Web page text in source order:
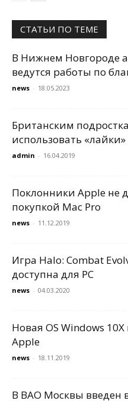
СТАТЬИ ПО ТЕМЕ
В Нижнем Новгороде
ведутся работы по
news - 18.05.2023
Британским
использовать
admin - 16.04.2019
Поклонники Apple не
покупкой Mac Pro
news - 11.12.2019
Игра Halo: Combat
доступна для PC
news - 04.03.2020
Новая OS Windows
Apple
news - 18.11.2019
В ВАО Москвы введен